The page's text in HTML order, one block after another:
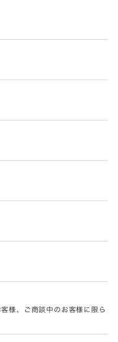
様、ご商談中のお客様に限ら